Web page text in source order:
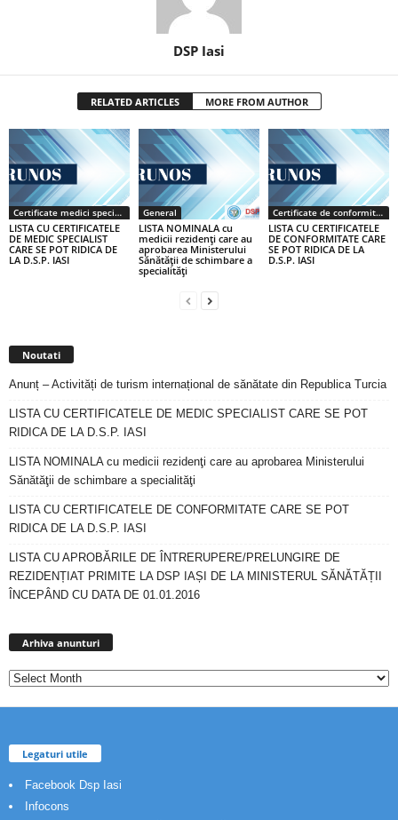
DSP Iasi
RELATED ARTICLES MORE FROM AUTHOR
Certificate medici specialiști / primari
LISTA CU CERTIFICATELE
DE MEDIC SPECIALIST
CARE SE POT RIDICA DE
LA D.S.P. IASI
General
LISTA NOMINALA cu
medicii rezidenţi care au
aprobarea Ministerului
Sănătăţii de schimbare a
specialităţi
Certificate de conformitate
LISTA CU CERTIFICATELE
DE CONFORMITATE CARE
SE POT RIDICA DE LA
D.S.P. IASI
Noutati
Anunț – Activități de turism internațional de sănătate din Republica Turcia
LISTA CU CERTIFICATELE DE MEDIC SPECIALIST CARE SE POT
RIDICA DE LA D.S.P. IASI
LISTA NOMINALA cu medicii rezidenţi care au aprobarea Ministerului
Sănătăţii de schimbare a specialităţi
LISTA CU CERTIFICATELE DE CONFORMITATE CARE SE POT
RIDICA DE LA D.S.P. IASI
LISTA CU APROBĂRILE DE ÎNTRERUPERE/PRELUNGIRE DE
REZIDENȚIAT PRIMITE LA DSP IAȘI DE LA MINISTERUL SĂNĂTĂȚII
ÎNCEPÂND CU DATA DE 01.01.2016
Arhiva anunturi
Legaturi utile
Facebook Dsp Iasi
Infocons